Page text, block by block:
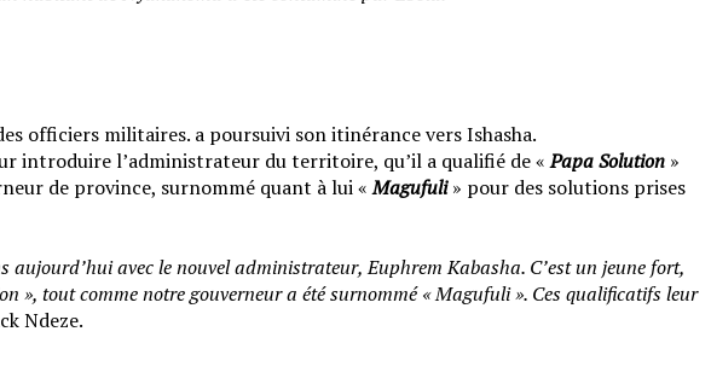
officiers militaires. a poursuivi son itinérance vers Ishasha.
introduire l’administrateur du territoire, qu’il a qualifié de «Papa Solution »
de province, surnommé quant à lui «Magufuli» pour des solutions prises
aujourd’hui avec le nouvel administrateur, Euphrem Kabasha. C’est un jeune fort,
», tout comme notre gouverneur a été surnommé « Magufuli ». Ces qualificatifs leur
Ndeze.